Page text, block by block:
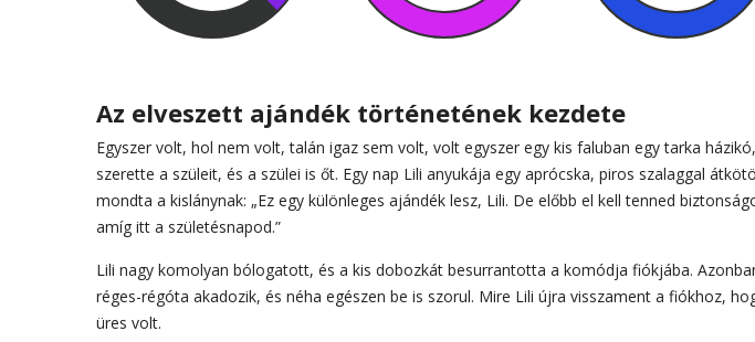
Az elveszett ajándék történetének kezdete
Egyszer volt, hol nem volt, talán igaz sem volt, volt egyszer egy kis faluban egy tarka
szerette a szüleit, és a szülei is őt. Egy nap Lili anyukája egy aprócska, piros szalaggal
mondta a kislánynak: „Ez egy különleges ajándék lesz, Lili. De előbb el kell tenned
amíg itt a születésnapod.”
Lili nagy komolyan bólogatott, és a kis dobozkát besurrantotta a komódja fiókjába.
réges-régóta akadozik, és néha egészen be is szorul. Mire Lili újra visszament a fiókhoz,
üres volt.